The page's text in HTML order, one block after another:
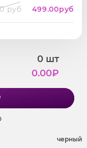
руб 499.00руб
0 шт
0.00₽
черный